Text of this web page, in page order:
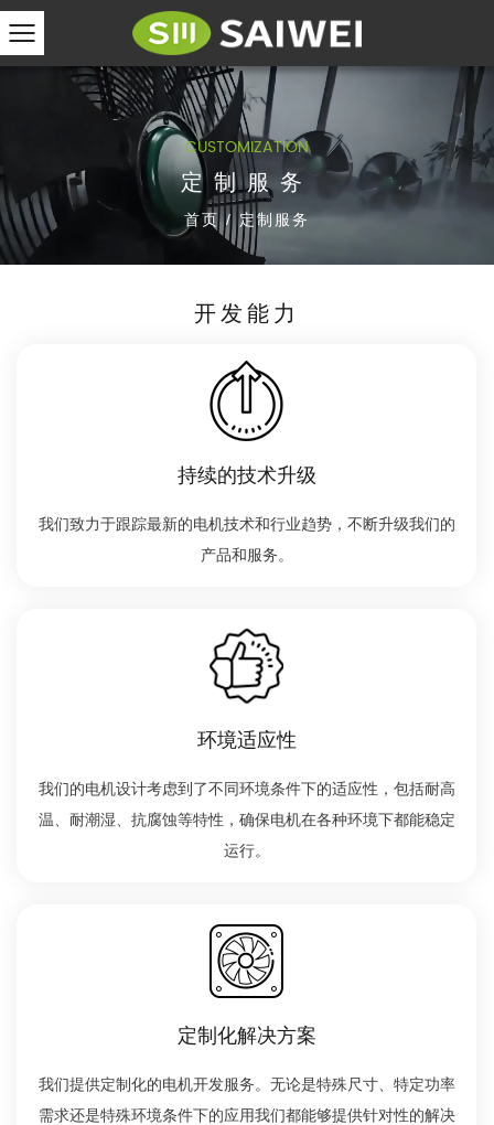
CUSTOMIZATION
定制服务
首页/定制服务
开发能力
持续的技术升级
我们致力于跟踪最新的电机技术和行业趋势，不断升级我们的
产品和服务。
环境适应性
我们的电机设计考虑到了不同环境条件下的适应性，包括耐高
温、耐潮湿、抗腐蚀等特性，确保电机在各种环境下都能稳定
运行。
定制化解决方案
我们提供定制化的电机开发服务。无论是特殊尺寸、特定功率
需求还是特殊环境条件下的应用我们都能够提供针对性的解决